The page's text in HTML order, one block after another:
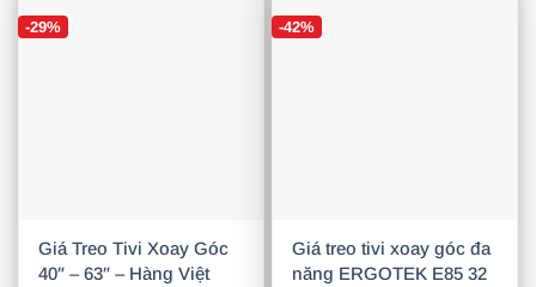
900.000 ₫.
2.500.000 ₫.
-29%
Giá Treo Tivi Xoay Góc
40″ – 63″ – Hàng Việt
-42%
Giá treo tivi xoay góc đa
năng ERGOTEK E85 32